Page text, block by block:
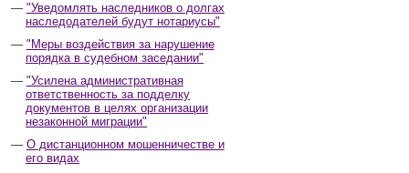
"Уведомлять наследников о долгах
наследодателей будут нотариусы"
"Меры воздействия за нарушение
порядка в судебном заседании"
"Усилена административная
ответственность за подделку
документов в целях организации
незаконной миграции"
О дистанционном мошенничестве и
его видах